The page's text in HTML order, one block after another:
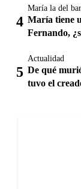
María la del
María tiene
Fernando,
Actualidad
De qué
tuvo el